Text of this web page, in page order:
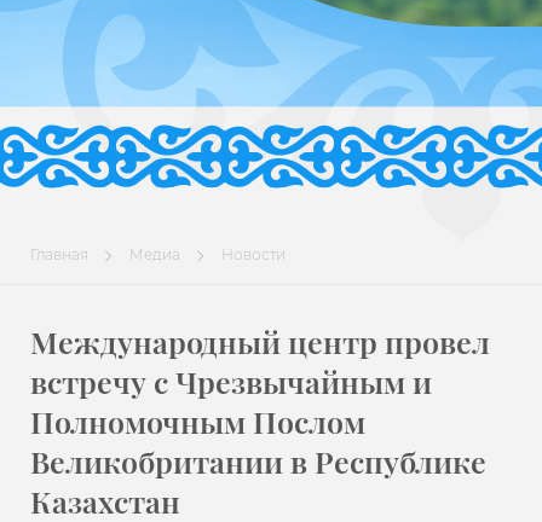
Главная Медиа Новости
Международный центр провел
встречу с Чрезвычайным и
Полномочным Послом
Великобритании в Республике
Казахстан